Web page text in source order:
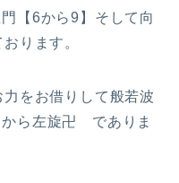
【6から9】そして向
ります。
をお借りして般若波
から左旋卍 でありま